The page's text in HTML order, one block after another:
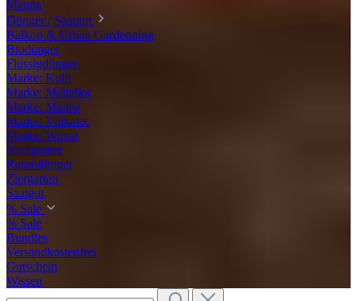
Manna
Dünger / Saatgut
Balkon & Urban Gardenning
Biodünger
Flüssigdünger
Marke: Kulti
Marke: Maltaflor
Marke: Manna
Marke: Vulkatec
Marke: Wuxal
Nutzgarten
Rasendünger
Ziergarten
Saatgut
% Sale
% Sale
Bundles
Versandkostenfrei
Gutschein
Wissen